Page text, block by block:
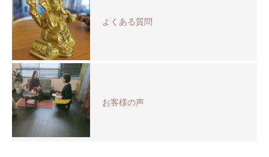
よくある質問
お客様の声